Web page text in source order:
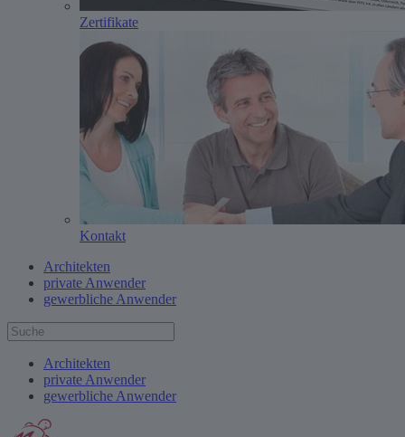
Zertifikate
Kontakt
Architekten
private Anwender
gewerbliche Anwender
Architekten
private Anwender
gewerbliche Anwender